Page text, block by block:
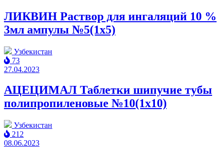
ЛИКВИН Раствор для ингаляций 10 %
3мл ампулы №5(1x5)
Узбекистан
73
27.04.2023
АЦЕЦИМАЛ Таблетки шипучие тубы
полипропиленовые №10(1x10)
Узбекистан
212
08.06.2023